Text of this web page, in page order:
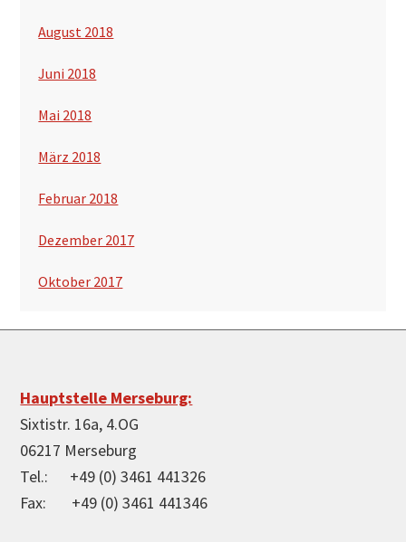
August 2018
Juni 2018
Mai 2018
März 2018
Februar 2018
Dezember 2017
Oktober 2017
Footer
Hauptstelle Merseburg:
Sixtistr. 16a, 4.OG
06217 Merseburg
Tel.: +49 (0) 3461 441326
Fax: +49 (0) 3461 441346